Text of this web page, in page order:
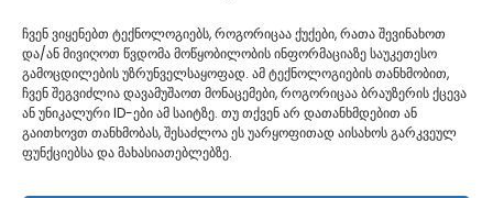
ჩვენ ვიყენებთ ტექნოლოგიებს, როგორიცაა ქუქები, რათა შევინახოთ
და/ან მივიღოთ წვდომა მოწყობილობის ინფორმაციაზე საუკეთესო
გამოცდილების უზრუნველსაყოფად. ამ ტექნოლოგიების თანხმობით,
ჩვენ შეგვიძლია დავამუშაოთ მონაცემები, როგორიცაა ბრაუზერის ქცევა
ან უნიკალური ID-ები ამ საიტზე. თუ თქვენ არ დათანხმდებით ან
გაითხოვთ თანხმობას, შესაძლოა ეს უარყოფითად აისახოს გარკვეულ
ფუნქციებსა და მახასიათებლებზე.
ფაილის ტიპი:pdf
კატეგორიასაკრებულოს პროექტები